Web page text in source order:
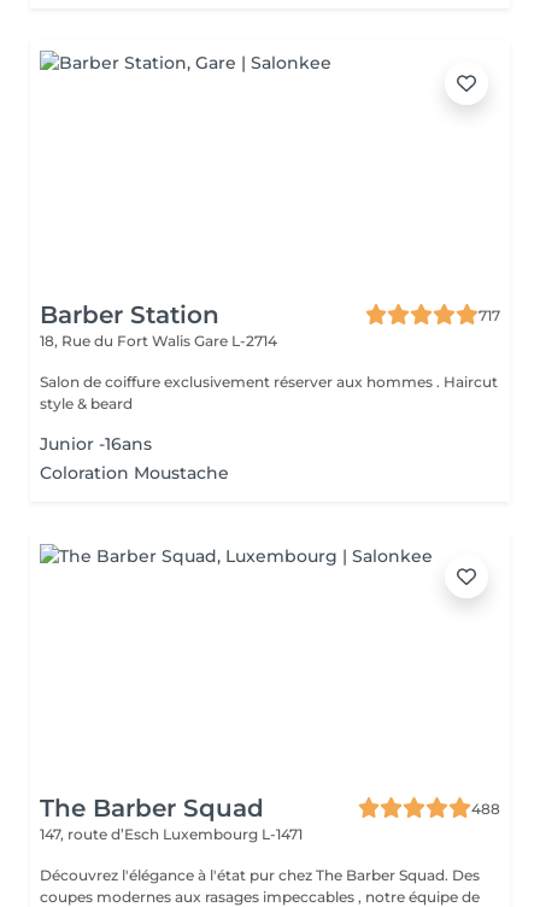
Barber Station
717
18, Rue du Fort Walis Gare L-2714
Salon de coiffure exclusivement réserver aux hommes . Haircut
style & beard
Junior -16ans
Coloration Moustache
The Barber Squad
488
147, route d’Esch Luxembourg L-1471
Découvrez l'élégance à l'état pur chez The Barber Squad. Des
coupes modernes aux rasages impeccables , notre équipe de